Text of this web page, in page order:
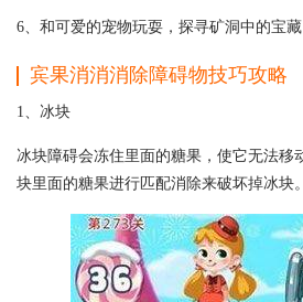
6、和可爱的宠物玩耍，探寻矿洞中的宝藏
宾果消消消除障碍物技巧攻略
1、冰块
冰块障碍会冻住里面的糖果，使它无法移
块里面的糖果进行匹配消除来破坏掉冰块。